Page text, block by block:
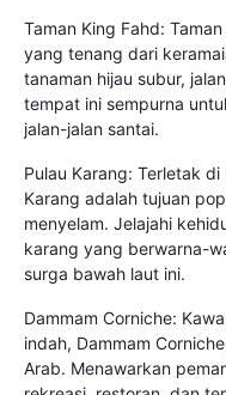
Taman King Fahd:
yang tenang dari
tanaman hijau subur,
tempat ini sempurna
jalan-jalan santai.
Pulau Karang: Terletak
Karang adalah tujuan
menyelam. Jelajahi
karang yang berwarna-
surga bawah laut ini.
Dammam Corniche:
indah, Dammam
Arab. Menawarkan